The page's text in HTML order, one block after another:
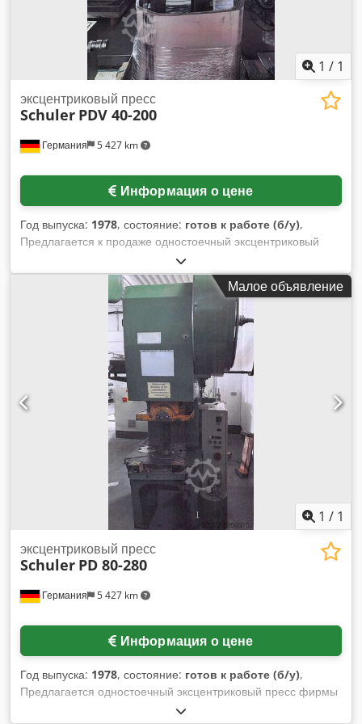
1 / 1
Германия 5 427 km
эксцентриковый пресс
Schuler PDV 40-200
Информация о цене
Год выпуска: 1978, состояние: готов к работе (б/у),
Предлагается к продаже одностоечный эксцентриковый
пресс фирмы Schuler. Усилие прессования: 40 тонн, вылет:
220 мм, диапазон хода: 8–88 мм, макс. количество ходов в
минуту: 160, размеры стола (X/Y): приблизительно 630
мм/430 мм. Масса машины: приблизительно 2300 кг.
Осмотр возможен по предварительной договоренности.
Djdpezrzpzsfx Aqleck
Малое объявление
1 / 1
Германия 5 427 km
эксцентриковый пресс
Schuler PD 80-280
Информация о цене
Год выпуска: 1978, состояние: готов к работе (б/у),
Предлагается одностоечный эксцентриковый пресс фирмы
Schuler. Усилие прессования: 80 т, вылет: 280 мм,